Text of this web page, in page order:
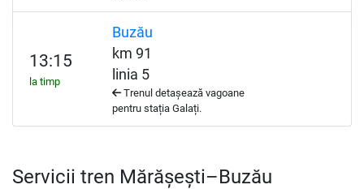
13:15
la timp
Buzău
km 91
linia 5
Trenul detașează vagoane
pentru stația Galați.
Servicii tren Mărășești–Buzău